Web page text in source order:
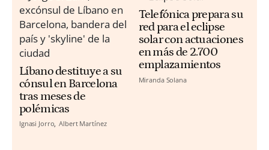
Líbano destituye a su
cónsul en Barcelona
tras meses de
polémicas
Ignasi Jorro Albert Martínez
Telefónica prepara su
red para el eclipse
solar con actuaciones
en más de 2.700
emplazamientos
Miranda Solana